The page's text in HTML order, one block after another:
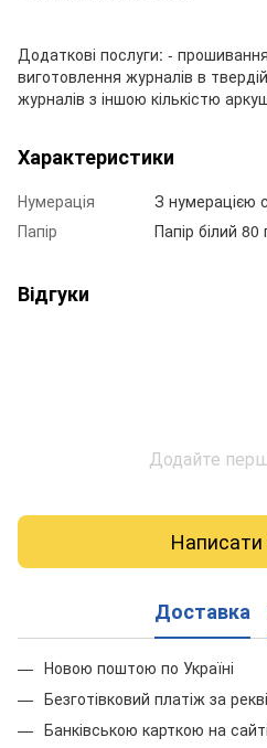
Додаткові послуги: -
виготовлення журналів в
журналів з іншою кількістю
Характеристики
Нумерація
З нумерацією
Папір
Папір білий 80
Відгуки
Додайте
Написати
Доставка
Новою поштою по Україні
Безготівковий платіж за
Банківською карткою на